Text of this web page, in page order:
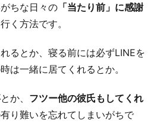
ちな日々の 「当たり前」に感謝
く方法です。
るとか、寝る前には必ずLINEを
は一緒に居てくれるとか。
とか、 フツー他の彼氏もしてくれ
有り難いを忘れてしまいがちで